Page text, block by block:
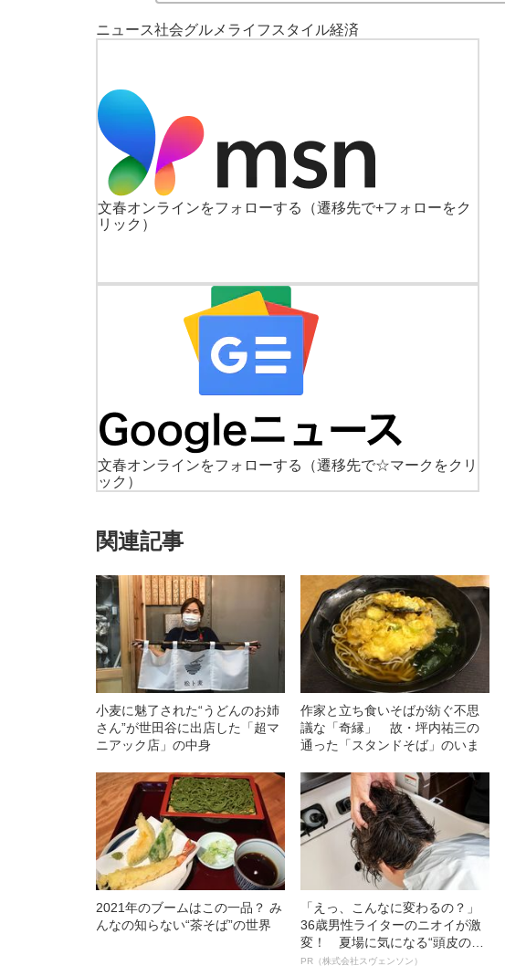
ニュース社会グルメ ライフスタイル経済
文春オンラインをフォローする
（遷移先で+フォローをク
リック）
文春オンラインをフォローする
（遷移先で☆マークをクリ
ック）
関連記事
小麦に魅了された“うどんのお姉
さん”が世田谷に出店した「超マ
ニアック店」の中身
作家と立ち食いそばが紡ぐ不思
議な「奇縁」 故・坪内祐三の
通った「スタンドそば」のいま
2021年のブームはこの一品？ み
んなの知らない“茶そば”の世界
「えっ、こんなに変わるの？」
36歳男性ライターのニオイが激
変！ 夏場に気になる“頭皮のニ
オイ”や“ベタつき”を解消す
PR（株式会社スヴェンソン）